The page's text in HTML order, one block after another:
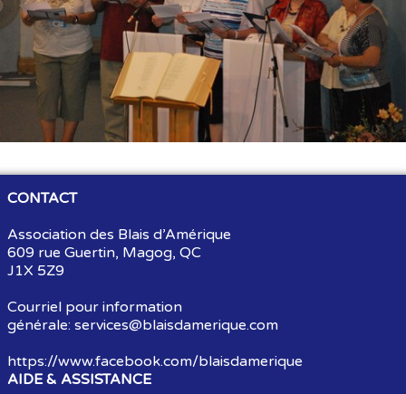
Souvenirs▼
Liens▼
CONTACT
Association des Blais d’Amérique
609 rue Guertin, Magog, QC
J1X 5Z9
Courriel pour information
générale: services@blaisdamerique.com
https://www.facebook.com/blaisdamerique
AIDE & ASSISTANCE